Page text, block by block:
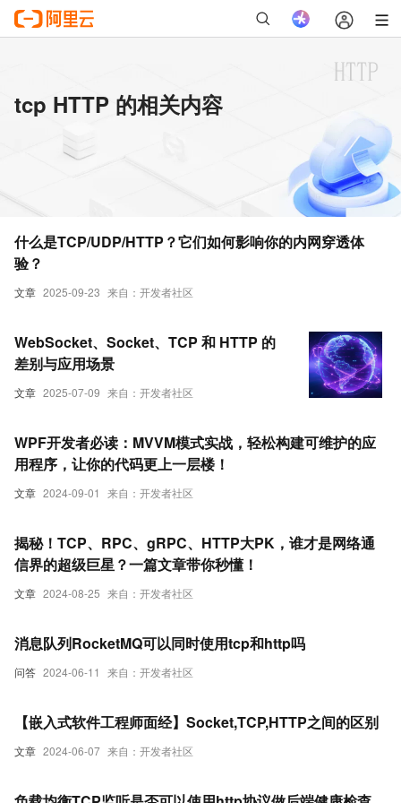
tcp HTTP 的相关内容
文章 2025-09-23 来自：开发者社区
什么是TCP/UDP/HTTP？它们如何影响你的内网穿透体
验？
文章 2025-07-09 来自：开发者社区
WebSocket、Socket、TCP 和 HTTP 的
差别与应用场景
文章 2024-09-01 来自：开发者社区
WPF开发者必读：MVVM模式实战，轻松构建可维护的应
用程序，让你的代码更上一层楼！
文章 2024-08-25 来自：开发者社区
揭秘！TCP、RPC、gRPC、HTTP大PK，谁才是网络通
信界的超级巨星？一篇文章带你秒懂！
问答 2024-06-11 来自：开发者社区
消息队列RocketMQ可以同时使用tcp和http吗
文章 2024-06-07 来自：开发者社区
【嵌入式软件工程师面经】Socket,TCP,HTTP之间的区别